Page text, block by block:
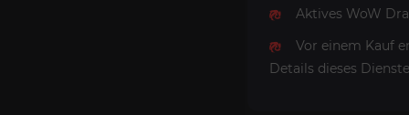
Aktives WoW
Vor einem Kauf
Details dieses